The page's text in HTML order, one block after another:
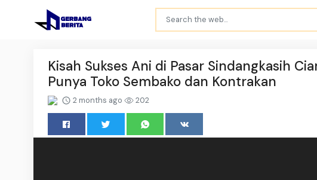
Kisah Sukses Ani di Pasar Sindangkasih
Punya Toko Sembako dan Kontrakan
2 months ago 202